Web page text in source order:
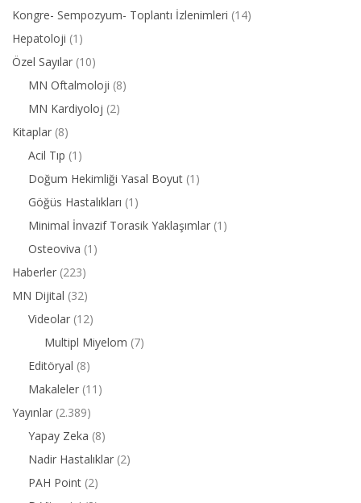
Kongre- Sempozyum- Toplantı İzlenimleri (14)
Hepatoloji (1)
Özel Sayılar (10)
MN Oftalmoloji (8)
MN Kardiyoloj (2)
Kitaplar (8)
Acil Tıp (1)
Doğum Hekimliği Yasal Boyut (1)
Göğüs Hastalıkları (1)
Minimal İnvazif Torasik Yaklaşımlar (1)
Osteoviva (1)
Haberler (223)
MN Dijital (32)
Videolar (12)
Multipl Miyelom (7)
Editöryal (8)
Makaleler (11)
Yayınlar (2.389)
Yapay Zeka (8)
Nadir Hastalıklar (2)
PAH Point (2)